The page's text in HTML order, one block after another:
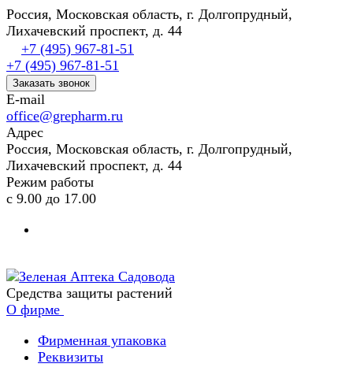
Россия, Московская область, г. Долгопрудный,
Лихачевский проспект, д. 44
+7 (495) 967-81-51
+7 (495) 967-81-51
Заказать звонок
E-mail
office@grepharm.ru
Адрес
Россия, Московская область, г. Долгопрудный,
Лихачевский проспект, д. 44
Режим работы
с 9.00 до 17.00
Средства защиты растений
О фирме
Фирменная упаковка
Реквизиты